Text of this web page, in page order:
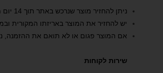
ניתן להחזיר מוצר שנרכש באתר תוך 14 יום מיום קבלתו.
יש להחזיר את המוצר באריזתו המקורית
אם המוצר פגום או לא תואם את ההזמנה,
שירות לקוחות